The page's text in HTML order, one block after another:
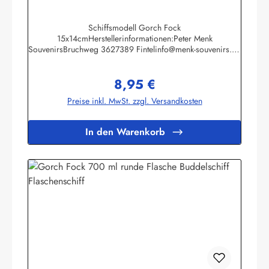
Schiffsmodell Gorch Fock
15x14cmHerstellerinformationen:Peter Menk
SouvenirsBruchweg 3627389 Fintelinfo@menk-souvenirs.de
Regulärer Preis:
8,95 €
Preise inkl. MwSt. zzgl. Versandkosten
In den Warenkorb